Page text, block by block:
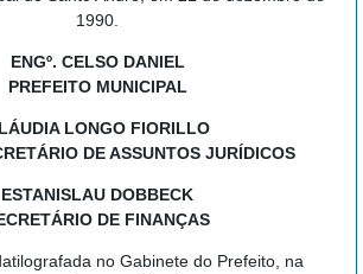
1990.
ENGº. CELSO DANIEL
PREFEITO MUNICIPAL
LONGO FIORILLO
DE ASSUNTOS JURÍDICOS
ESTANISLAU DOBBECK
DE FINANÇAS
no Gabinete do Prefeito, na